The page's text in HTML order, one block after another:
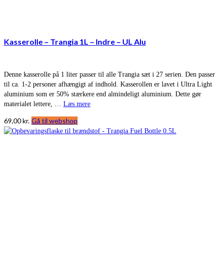
Kasserolle – Trangia 1L – Indre – UL Alu
Denne kasserolle på 1 liter passer til alle Trangia sæt i 27 serien. Den passer
til ca. 1-2 personer afhængigt af indhold. Kasserollen er lavet i Ultra Light
aluminium som er 50% stærkere end almindeligt aluminium. Dette gør
materialet lettere, … Læs mere
69,00kr. Gå til webshop